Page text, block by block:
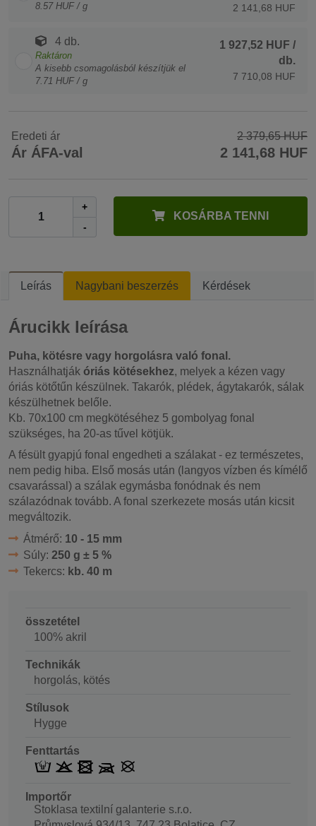
8.57 HUF / g
2 141,68 HUF
4 db.
Raktáron
A kisebb csomagolásból készítjük el
7.71 HUF / g
1 927,52 HUF /
db.
7 710,08 HUF
Eredeti ár 2 379,65 HUF
Ár ÁFA-val 2 141,68 HUF
+
-
KOSÁRBA TENNI
Leírás Nagybani beszerzés Kérdések
Árucikk leírása
Puha, kötésre vagy horgolásra való fonal.
Használhatják óriás kötésekhez, melyek a kézen vagy
óriás kötőtűn készülnek. Takarók, plédek, ágytakarók, sálak
készülhetnek belőle.
Kb. 70x100 cm megkötéséhez 5 gombolyag fonal
szükséges, ha 20-as tűvel kötjük.
A fésült gyapjú fonal engedheti a szálakat - ez természetes,
nem pedig hiba. Első mosás után (langyos vízben és kímélő
csavarással) a szálak egymásba fonódnak és nem
szálazódnak tovább. A fonal szerkezete mosás után kicsit
megváltozik.
Átmérő: 10 - 15 mm
Súly: 250 g ± 5 %
Tekercs: kb. 40 m
összetétel
100% akril
Technikák
horgolás, kötés
Stílusok
Hygge
Fenttartás
Importőr
Stoklasa textilní galanterie s.r.o.